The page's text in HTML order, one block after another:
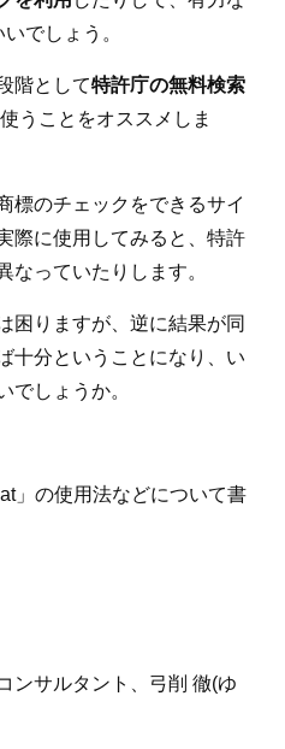
でしょう。
階として特許庁の無料検索
うことをオススメしま
標のチェックをできるサイ
際に使用してみると、特許
なっていたりします。
困りますが、逆に結果が同
十分ということになり、い
でしょうか。
」の使用法などについて書
ンサルタント、弓削 徹(ゆ